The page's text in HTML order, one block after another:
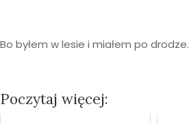
Bo byłem w lesie i miałem po drodze.
Poczytaj więcej: